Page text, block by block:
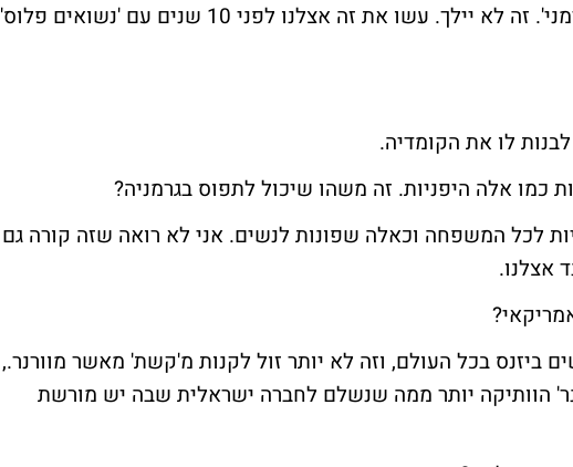
מצחיק, בוא נחפש את 'סיינפלד הגרמני'. זה לא יילך. עשו את זה אצלנו לפני 10 שנים עם 'נשואים פלוס'
לו את הקומדיה.
כמו אלה היפניות. זה משהו שיכול לתפוס בגרמניה?
לכל המשפחה וכאלה שפונות לנשים. אני לא רואה שזה קורה גם
אצלנו.
ביזנס בכל העולם, וזה לא יותר זול לקנות מ'קשת' מאשר מוורנר.,
הוותיקה יותר ממה שנשלם לחברה ישראלית שבה יש מורשת